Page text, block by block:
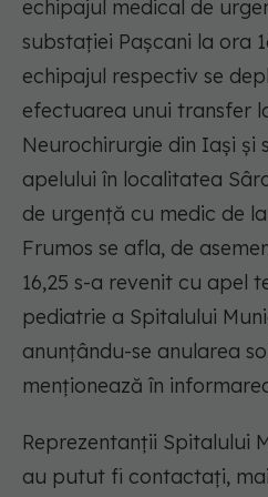
echipajul medical de
substației Pașcani la ora
echipajul respectiv se
efectuarea unui transfer
Neurochirurgie din Iași și
apelului în localitatea
de urgență cu medic de
Frumos se afla, de
16,25 s-a revenit cu apel
pediatrie a Spitalului
anunțându-se anularea
menționează în
Reprezentanții Spitalului
au putut fi contactați,